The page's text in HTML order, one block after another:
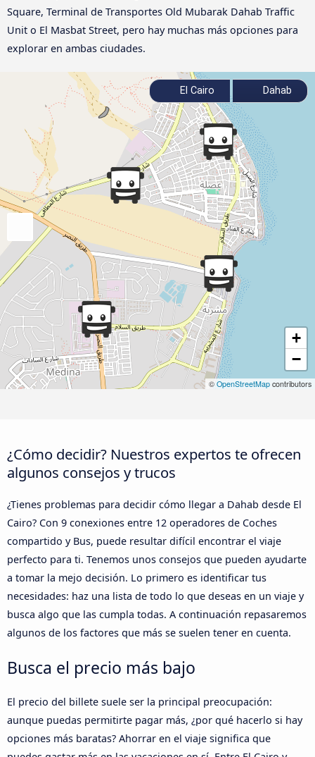
Square, Terminal de Transportes Old Mubarak Dahab Traffic
Unit o El Masbat Street, pero hay muchas más opciones para
explorar en ambas ciudades.
+
−
© OpenStreetMap contributors
El Cairo Dahab
¿Cómo decidir? Nuestros expertos te ofrecen
algunos consejos y trucos
¿Tienes problemas para decidir cómo llegar a Dahab desde El
Cairo? Con 9 conexiones entre 12 operadores de Coches
compartido y Bus, puede resultar difícil encontrar el viaje
perfecto para ti. Tenemos unos consejos que pueden ayudarte
a tomar la mejo decisión. Lo primero es identificar tus
necesidades: haz una lista de todo lo que deseas en un viaje y
busca algo que las cumpla todas. A continuación repasaremos
algunos de los factores que más se suelen tener en cuenta.
Busca el precio más bajo
El precio del billete suele ser la principal preocupación:
aunque puedas permitirte pagar más, ¿por qué hacerlo si hay
opciones más baratas? Ahorrar en el viaje significa que